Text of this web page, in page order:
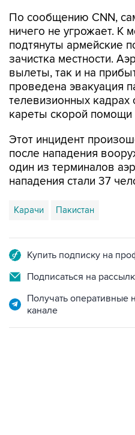
По сообщению CNN,
ничего не угрожает. К
подтянуты армейские
зачистка местности.
вылеты, так и на
проведена эвакуация
телевизионных
кареты скорой
Этот инцидент
после нападения
один из терминалов
нападения стали 37
Карачи Пакистан
Купить подписку на
Подписаться на
Получать оперативные
канале